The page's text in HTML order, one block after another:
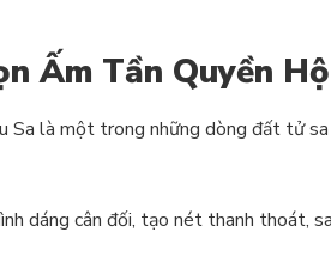
Ấm Tần Quyền
Sa là một trong những dòng đất tử
dáng cân đối, tạo nét thanh thoát,